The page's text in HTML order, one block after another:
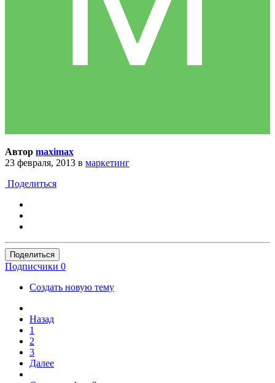
Автор maximax
23 февраля, 2013 в маркетинг
Поделиться
Поделиться
Подписчики 0
Создать новую тему
Назад
1
2
3
Далее